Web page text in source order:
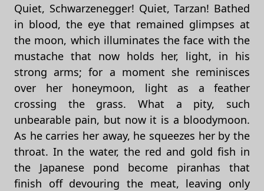
Quiet, Schwarzenegger! Quiet, Tarzan! Bathed
in blood, the eye that remained glimpses at
the moon, which illuminates the face with the
mustache that now holds her, light, in his
strong arms; for a moment she reminisces
over her honeymoon, light as a feather
crossing the grass. What a pity, such
unbearable pain, but now it is a bloodymoon.
As he carries her away, he squeezes her by the
throat. In the water, the red and gold fish in
the Japanese pond become piranhas that
finish off devouring the meat, leaving only